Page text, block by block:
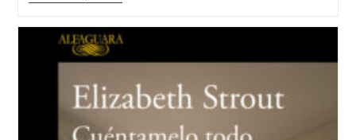
A
Un
Bosque
Vardiashvili